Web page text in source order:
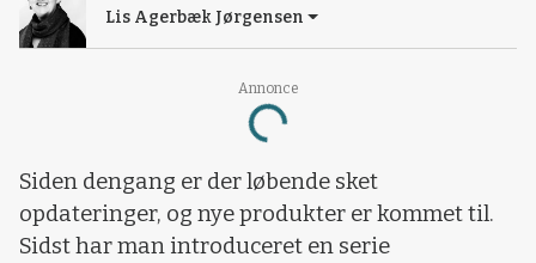
Annonce
Loading...
Lis Agerbæk Jørgensen
Siden dengang er der løbende sket
opdateringer, og nye produkter er kommet til.
Sidst har man introduceret en serie